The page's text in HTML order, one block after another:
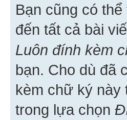
Bạn cũng có
đến tất cả bài
Luôn đính kèm
bạn. Cho dù đã
kèm chữ ký này
trong lựa chọn